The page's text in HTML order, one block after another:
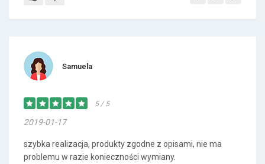
Samuela
5 / 5
2019-01-17
szybka realizacja, produkty zgodne z opisami, nie ma
problemu w razie konieczności wymiany.